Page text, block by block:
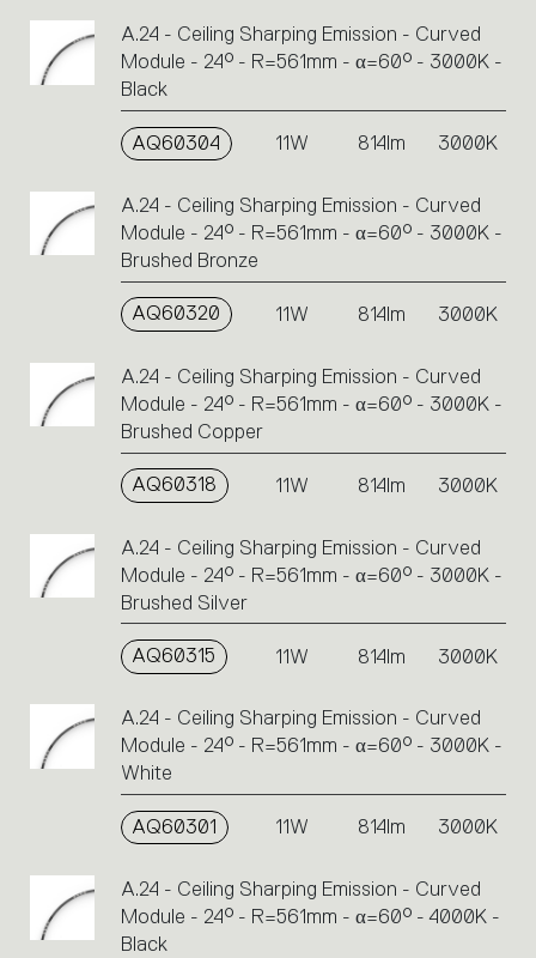
A.24 - Ceiling Sharping Emission - Curved
Module - 24° - R=561mm - α=60° - 3000K -
Black
AQ60304 11W 814lm 3000K
A.24 - Ceiling Sharping Emission - Curved
Module - 24° - R=561mm - α=60° - 3000K -
Brushed Bronze
AQ60320 11W 814lm 3000K
A.24 - Ceiling Sharping Emission - Curved
Module - 24° - R=561mm - α=60° - 3000K -
Brushed Copper
AQ60318 11W 814lm 3000K
A.24 - Ceiling Sharping Emission - Curved
Module - 24° - R=561mm - α=60° - 3000K -
Brushed Silver
AQ60315 11W 814lm 3000K
A.24 - Ceiling Sharping Emission - Curved
Module - 24° - R=561mm - α=60° - 3000K -
White
AQ60301 11W 814lm 3000K
A.24 - Ceiling Sharping Emission - Curved
Module - 24° - R=561mm - α=60° - 4000K -
Black